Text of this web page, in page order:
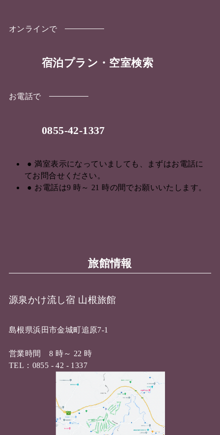
オンラインで
宿泊プラン・空室検索
お電話で
0855-42-1337
満室表示になっていましても、まずはお電話に
てお問合せください。
お電話は9 時～ 21 時の間でお願いいたします。
旅館情報
源泉かけ流し宿 山根旅館
島根県浜田市金城町追原7-1
営業時間 8 時～ 22 時
TEL：0855 - 42 - 1337